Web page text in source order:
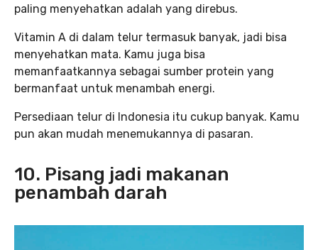
paling menyehatkan adalah yang direbus.
Vitamin A di dalam telur termasuk banyak, jadi bisa
menyehatkan mata. Kamu juga bisa
memanfaatkannya sebagai sumber protein yang
bermanfaat untuk menambah energi.
Persediaan telur di Indonesia itu cukup banyak. Kamu
pun akan mudah menemukannya di pasaran.
10. Pisang jadi makanan
penambah darah